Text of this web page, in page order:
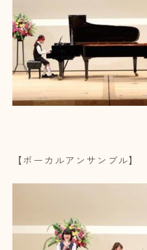
【ボーカルアンサンブル】